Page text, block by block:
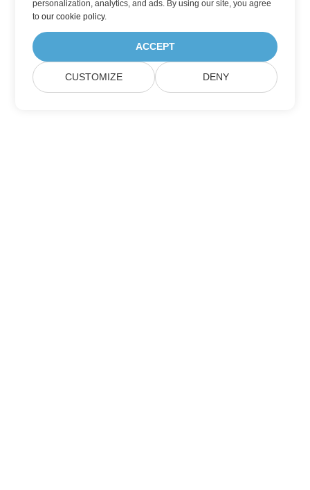
personalization, analytics, and ads. By using our site, you agree
toour cookie policy.
ACCEPT
CUSTOMIZE DENY